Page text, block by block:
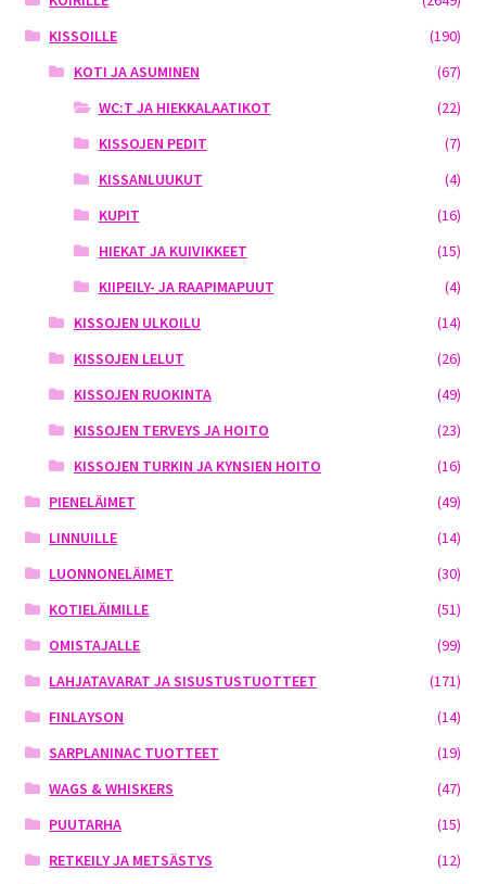
KISSOILLE
(190)
KOTI JA ASUMINEN
(67)
WC:T JA HIEKKALAATIKOT
(22)
KISSOJEN PEDIT
(7)
KISSANLUUKUT
(4)
KUPIT
(16)
HIEKAT JA KUIVIKKEET
(15)
KIIPEILY- JA RAAPIMAPUUT
(4)
KISSOJEN ULKOILU
(14)
KISSOJEN LELUT
(26)
KISSOJEN RUOKINTA
(49)
KISSOJEN TERVEYS JA HOITO
(23)
KISSOJEN TURKIN JA KYNSIEN HOITO
(16)
PIENELÄIMET
(49)
LINNUILLE
(14)
LUONNONELÄIMET
(30)
KOTIELÄIMILLE
(51)
OMISTAJALLE
(99)
LAHJATAVARAT JA SISUSTUSTUOTTEET
(171)
FINLAYSON
(14)
SARPLANINAC TUOTTEET
(19)
WAGS & WHISKERS
(47)
PUUTARHA
(15)
RETKEILY JA METSÄSTYS
(12)